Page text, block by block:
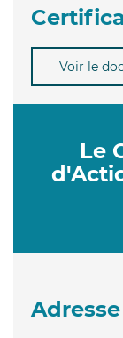
Voir le
Le
Adresse